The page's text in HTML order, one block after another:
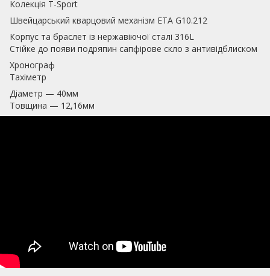
Колекція T-Sport
Швейцарський кварцовий механізм ETA G10.212
Корпус та браслет із нержавіючої сталі 316L
Стійке до появи подряпин сапфірове скло з антивідблиском
Хронограф
Тахіметр
Діаметр — 40мм
Товщина — 12,16мм